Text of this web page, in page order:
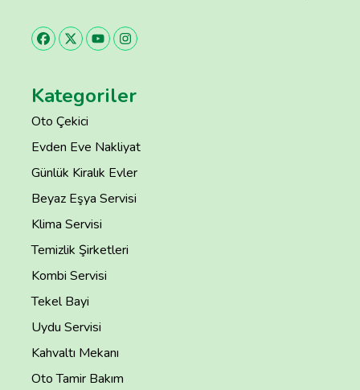
Kategoriler
Oto Çekici
Evden Eve Nakliyat
Günlük Kiralık Evler
Beyaz Eşya Servisi
Klima Servisi
Temizlik Şirketleri
Kombi Servisi
Tekel Bayi
Uydu Servisi
Kahvaltı Mekanı
Oto Tamir Bakım